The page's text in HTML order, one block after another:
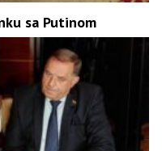
sa Putinom